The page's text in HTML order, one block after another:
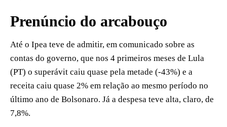
Prenúncio do arcabouço
Até o Ipea teve de admitir, em comunicado sobre as
contas do governo, que nos 4 primeiros meses de Lula
(PT) o superávit caiu quase pela metade (-43%) e a
receita caiu quase 2% em relação ao mesmo período no
último ano de Bolsonaro. Já a despesa teve alta, claro, de
7,8%.